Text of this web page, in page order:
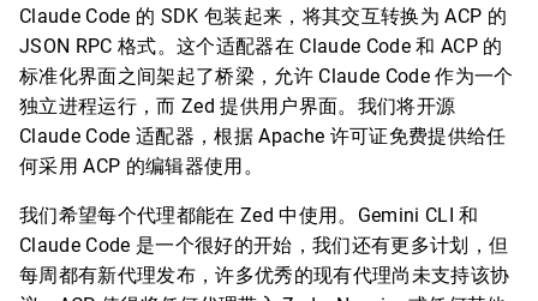
Claude Code 的 SDK 包装起来，将其交互转换为 ACP 的
JSON RPC 格式。这个适配器在 Claude Code 和 ACP 的
标准化界面之间架起了桥梁，允许 Claude Code 作为一个
独立进程运行，而 Zed 提供用户界面。我们将开源
Claude Code 适配器，根据 Apache 许可证免费提供给任
何采用 ACP 的编辑器使用。
我们希望每个代理都能在 Zed 中使用。Gemini CLI 和
Claude Code 是一个很好的开始，我们还有更多计划，但
每周都有新代理发布，许多优秀的现有代理尚未支持该协